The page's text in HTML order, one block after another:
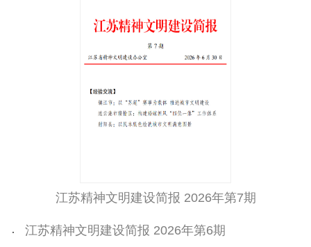
江苏精神文明建设简报 2026年第7期
江苏精神文明建设简报 2026年第6期